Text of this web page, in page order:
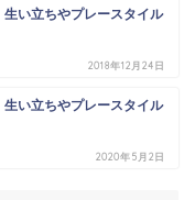
い立ちやプレースタイル
2018年12月24日
い立ちやプレースタイル
2020年5月2日